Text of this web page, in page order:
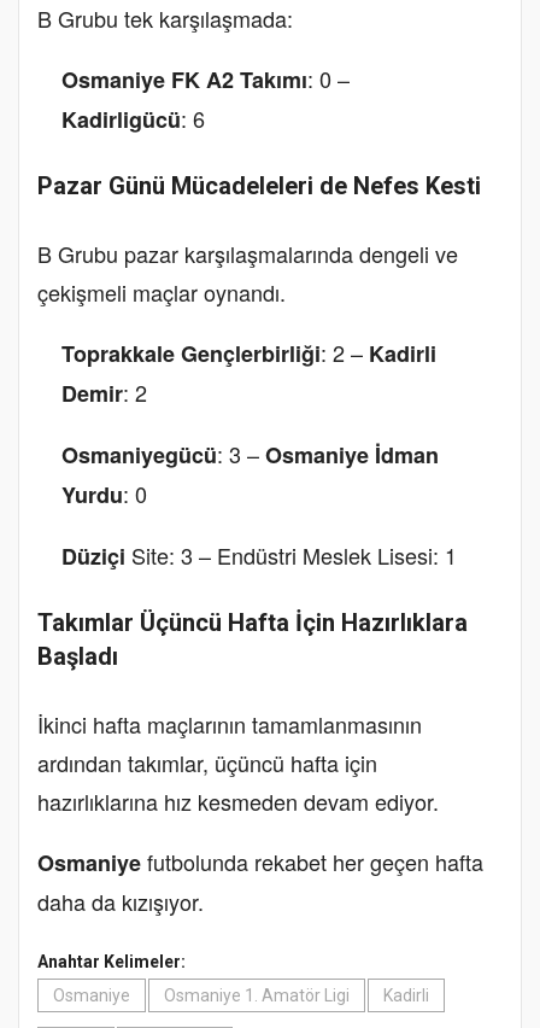
B Grubu tek karşılaşmada:
Osmaniye FK A2 Takımı: 0 –
Kadirligücü: 6
Pazar Günü Mücadeleleri de Nefes Kesti
B Grubu pazar karşılaşmalarında dengeli ve
çekişmeli maçlar oynandı.
Toprakkale Gençlerbirliği: 2 – Kadirli
Demir: 2
Osmaniyegücü: 3 –Osmaniye İdman
Yurdu: 0
Düziçi Site: 3 – Endüstri Meslek Lisesi: 1
Takımlar Üçüncü Hafta İçin Hazırlıklara
Başladı
İkinci hafta maçlarının tamamlanmasının
ardından takımlar, üçüncü hafta için
hazırlıklarına hız kesmeden devam ediyor.
Osmaniyefutbolunda rekabet her geçen hafta
daha da kızışıyor.
Anahtar Kelimeler:
Osmaniye
Osmaniye 1. Amatör Ligi Kadirli